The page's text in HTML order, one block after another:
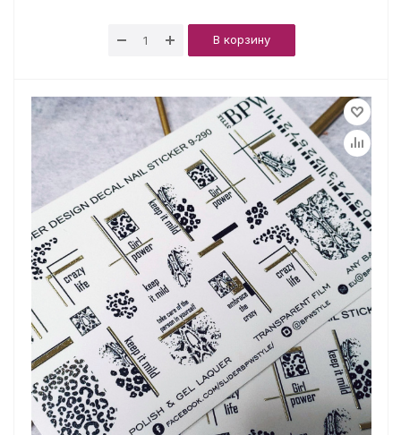
В корзину